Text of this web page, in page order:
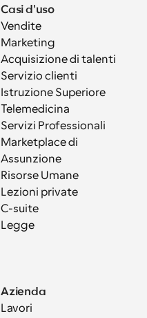
Casi d'uso
Vendite
Marketing
Acquisizione di talenti
Servizio clienti
Istruzione Superiore
Telemedicina
Servizi Professionali
Marketplace di
Assunzione
Risorse Umane
Lezioni private
C-suite
Legge
Azienda
Lavori